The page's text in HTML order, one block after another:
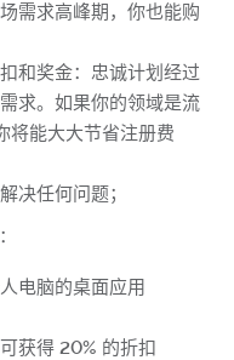
需求高峰期，你也能购
和奖金：忠诚计划经过
求。如果你的领域是流
将能大大节省注册费
决任何问题；
电脑的桌面应用
获得 20% 的折扣